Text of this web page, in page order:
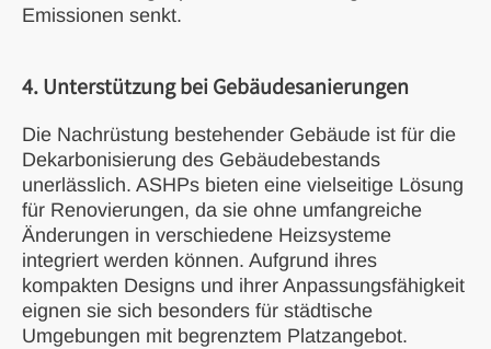
Emissionen senkt.
4. Unterstützung bei Gebäudesanierungen
Die Nachrüstung bestehender Gebäude ist für die
Dekarbonisierung des Gebäudebestands
unerlässlich. ASHPs bieten eine vielseitige Lösung
für Renovierungen, da sie ohne umfangreiche
Änderungen in verschiedene Heizsysteme
integriert werden können. Aufgrund ihres
kompakten Designs und ihrer Anpassungsfähigkeit
eignen sie sich besonders für städtische
Umgebungen mit begrenztem Platzangebot.